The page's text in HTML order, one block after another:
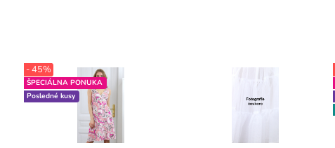
ŠPECIÁLNA PONUKA
Posledné kusy
- 45%